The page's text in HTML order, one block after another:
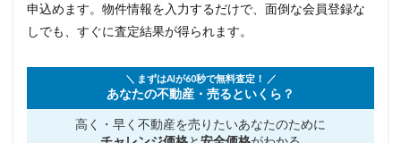
申込めます。物件情報を入力するだけで、面倒な会員登録な
しでも、すぐに査定結果が得られます。
＼ まずはAIが60秒で無料査定！ ／
あなたの不動産・売るといくら？
高く・早く不動産を売りたいあなたのために